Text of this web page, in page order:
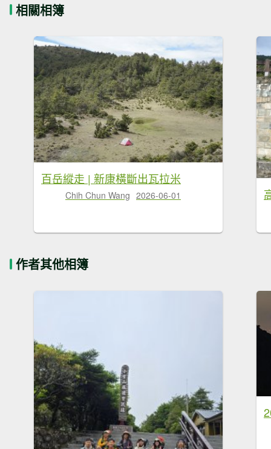
相關相簿
百岳縱走 | 新康橫斷出瓦拉米
Chih Chun Wang 2026-06-01
作者其他相簿